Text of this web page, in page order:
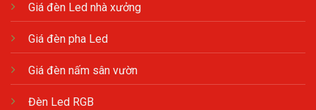
Giá đèn Led nhà xưởng
Giá đèn pha Led
Giá đèn nấm sân vườn
Đèn Led RGB